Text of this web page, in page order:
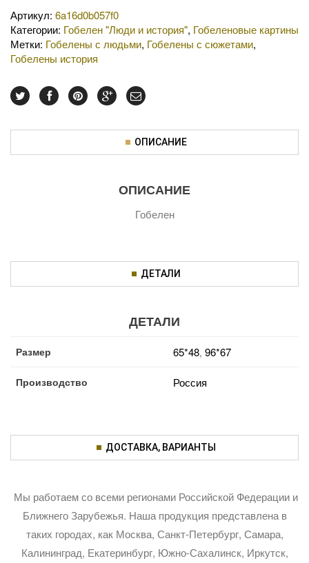
Артикул: 6a16d0b057f0
Категории: Гобелен "Люди и история", Гобеленовые картины
Метки: Гобелены с людьми, Гобелены с сюжетами,
Гобелены история
ОПИСАНИЕ
ОПИСАНИЕ
Гобелен
ДЕТАЛИ
ДЕТАЛИ
Размер 65*48, 96*67
Производство Россия
ДОСТАВКА, ВАРИАНТЫ
Мы работаем со всеми регионами Российской Федерации и
Ближнего Зарубежья. Наша продукция представлена в
таких городах, как Москва, Санкт-Петербург, Самара,
Калининград, Екатеринбург, Южно-Сахалинск, Иркутск,